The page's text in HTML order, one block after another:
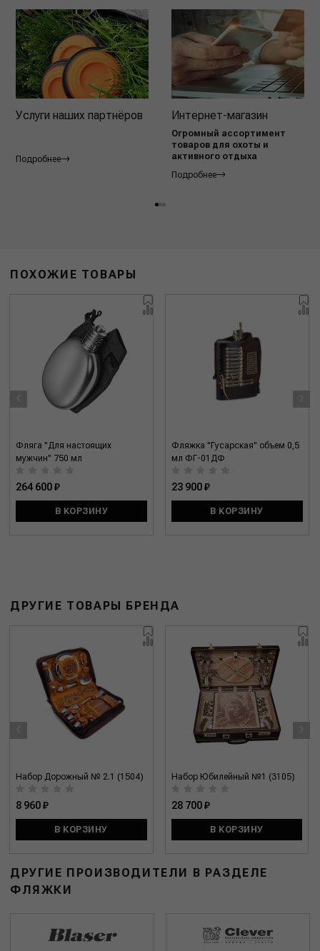
Услуги наших партнёров
Подробнее
Интернет-магазин
Огромный ассортимент
товаров для охоты и
активного отдыха
Подробнее
ПОХОЖИЕ ТОВАРЫ
Фляга "Для настоящих
мужчин" 750 мл
264 600 ₽
В КОРЗИНУ
Фляжка "Гусарская" объем 0,5
мл ФГ-01ДФ
23 900 ₽
В КОРЗИНУ
‹ ›
ДРУГИЕ ТОВАРЫ БРЕНДА
Набор Дорожный № 2.1 (1504)
8 960 ₽
В КОРЗИНУ
Набор Юбилейный №1 (3105)
28 700 ₽
В КОРЗИНУ
‹ ›
ДРУГИЕ ПРОИЗВОДИТЕЛИ В РАЗДЕЛЕ
ФЛЯЖКИ